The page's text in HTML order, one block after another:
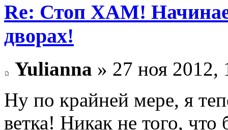
Re: Стоп ХАМ!
дворах!
Yulianna » 27 ноя 2012,
Ну по крайней мере, я
ветка! Никак не того,